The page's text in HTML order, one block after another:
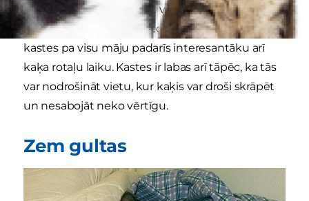
mājās. Pēc tam pielieciet vēl vienu kasti,” iesaka
Petcha. Stratēģiski izvietotas dažādu izmēru
kastes pa visu māju padarīs interesantāku arī
kaķa rotaļu laiku. Kastes ir labas arī tāpēc, ka tās
var nodrošināt vietu, kur kaķis var droši skrāpēt
un nesabojāt neko vērtīgu.
Zem gultas